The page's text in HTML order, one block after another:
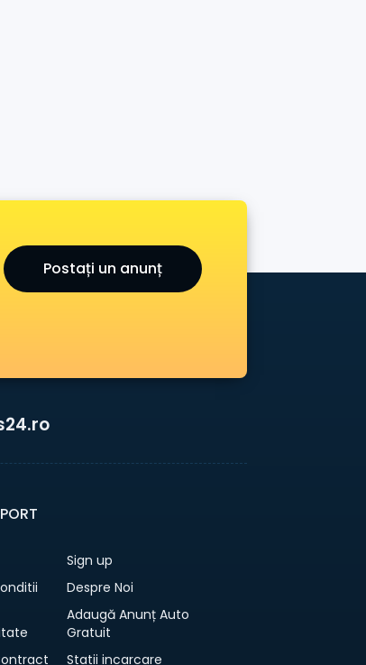
Postați un anunț
Sign up
Despre Noi
Adaugă Anunț Auto
Gratuit
Statii incarcare